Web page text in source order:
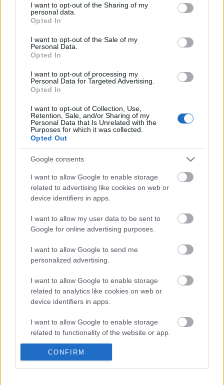
not limited to your visit or usage behaviour. You may click to
grant or deny consent to Google and its third-party tags to
use your data for below specified purposes in below Google
consent section.
I want to opt-out of the Sharing of my
personal data.
Opted In
I want to opt-out of the Sale of my
Personal Data.
Opted In
I want to opt-out of processing my
Personal Data for Targeted Advertising.
Opted In
I want to opt-out of Collection, Use,
Retention, Sale, and/or Sharing of my
Personal Data that Is Unrelated with the
Purposes for which it was collected.
Opted Out
Google consents
I want to allow Google to enable storage
related to advertising like cookies on web or
device identifiers in apps.
I want to allow my user data to be sent to
Google for online advertising purposes.
I want to allow Google to send me
personalized advertising.
I want to allow Google to enable storage
related to analytics like cookies on web or
device identifiers in apps.
I want to allow Google to enable storage
related to functionality of the website or app.
I want to allow Google to enable storage
related to personalization.
CONFIRM
A botlatókövek a nácik által deportált, koncentrációs
vagy megsemmisítő táborokban, vagy
munkaszolgálat során meggyilkolt embereknek,
zsidóknak, romáknak, az ellenállási mozgalmak
tagjainak, homoszexuálisoknak, Jehova Tanúinak,
keresztény ellenzékieknek és fogyatékkal élőknek
állítanak emléket. Magyarországon Günter Demnig
2007. április 27-én helyezte el az első követ,
Budapesten a Ráday utca 5. szám előtt.
Ajánlott bejegyzések:
Tavaszi adásszünet [487.]
Szólj hozzá!